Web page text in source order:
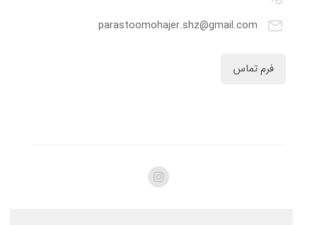
parastoomohajer.shz@gmail.com
فرم تماس